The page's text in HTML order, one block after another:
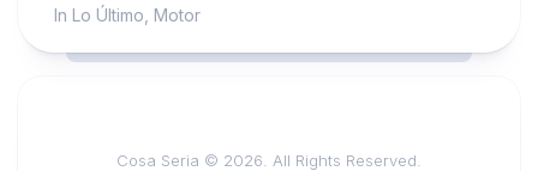
In Lo Último, Motor
Cosa Seria © 2026. All Rights Reserved.